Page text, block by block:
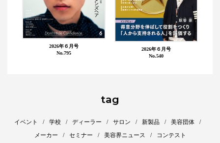
2026年６月号
No.795
2026年６月号
No.540
tag
イベント 学校 ディーラー サロン 新製品
美容団体
メーカー
セミナー 美容界ニュース コンテスト